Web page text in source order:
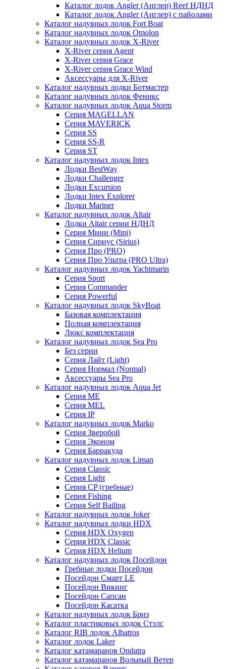
Каталог лодок Angler (Англер) Reef НДНД
Каталог лодок Angler (Англер) с пайолами
Каталог надувных лодок Fort Boat
Каталог надувных лодок Omolon
Каталог надувных лодок X-River
X-River серия Agent
X-River серия Grace
X-River серия Grace Wind
Аксессуары для X-River
Каталог надувных лодки Ботмастер
Каталог надувных лодок Феникc
Каталог надувных лодок Aqua Storm
Серия MAGELLAN
Серия MAVERICK
Серия SS
Серия SS-R
Серия ST
Каталог надувных лодок Intex
Лодки BestWay
Лодки Challenger
Лодки Excursion
Лодки Intex Explorer
Лодки Mariner
Каталог надувных лодок Altair
Лодки Altair серии НДНД
Серия Мини (Mini)
Серия Сириус (Sirius)
Серия Про (PRO)
Серия Про Ультра (PRO Ultra)
Каталог надувных лодок Yachtmarin
Серия Sport
Серия Commander
Серия Powerful
Каталог надувных лодок SkyBoat
Базовая комплектация
Полная комплектация
Люкс комплектация
Каталог надувных лодок Sea Pro
Без серии
Серия Лайт (Light)
Серия Нормал (Normal)
Аксессуары Sea Pro
Каталог надувных лодок Aqua Jet
Серия ME
Серия MEL
Серия IP
Каталог надувных лодок Marko
Серия Зверобой
Серия Эконом
Серия Барракуда
Каталог надувных лодок Liman
Серия Classic
Серия Light
Серия CP (гребные)
Серия Fishing
Серия Self Bailing
Каталог надувных лодок Joker
Каталог надувных лодки HDX
Серия HDX Oxygen
Серия HDX Classic
Серия HDX Helium
Каталог надувных лодок Посейдон
Гребные лодки Посейдон
Посейдон Смарт LE
Посейдон Викинг
Посейдон Сапсан
Посейдон Касатка
Каталог надувных лодок Бриз
Каталог пластиковых лодок Стэлс
Каталог RIB лодок Albatros
Каталог лодок Laker
Каталог катамаранов Ondatra
Каталог катамаранов Вольный Ветер